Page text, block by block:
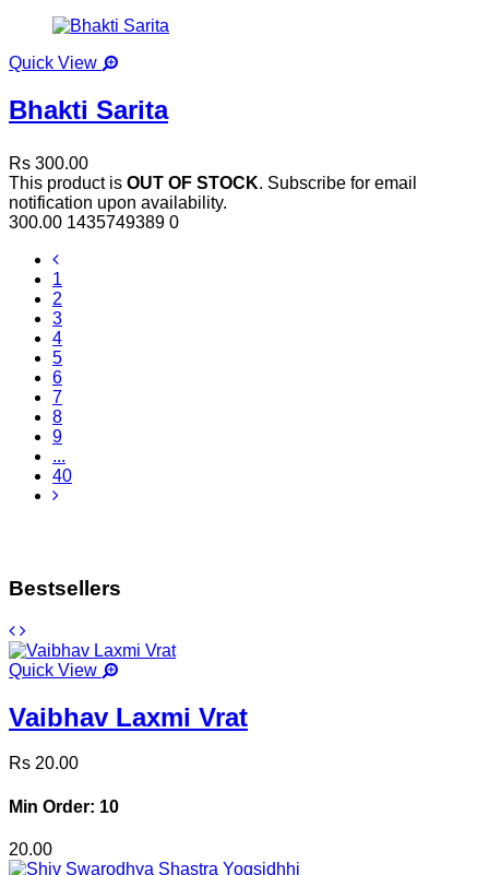
Quick View
Bhakti Sarita
Rs 300.00
This product is OUT OF STOCK. Subscribe for email
notification upon availability.
300.00 1435749389 0
1
2
3
4
5
6
7
8
9
...
40
Bestsellers
Quick View
Vaibhav Laxmi Vrat
Rs 20.00
Min Order: 10
20.00